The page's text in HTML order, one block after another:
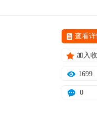
查看
加入
1699
0